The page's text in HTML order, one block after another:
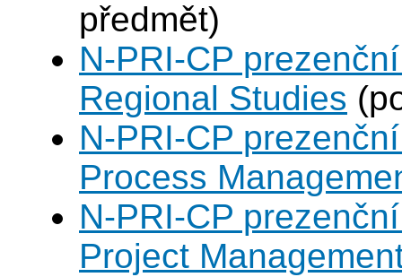
předmět)
N-PRI-CP
Regional Studies
N-PRI-CP
Process
N-PRI-CP
Project